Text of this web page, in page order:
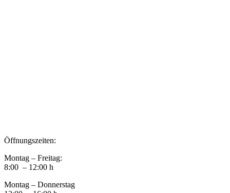
Öffnungszeiten:
Montag – Freitag:
8:00 – 12:00 h
Montag – Donnerstag